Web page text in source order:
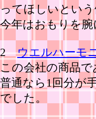
ってほしいとい
今年はおもりを
2ウエルハーモ
この会社の商品
普通なら1回分が
でした。